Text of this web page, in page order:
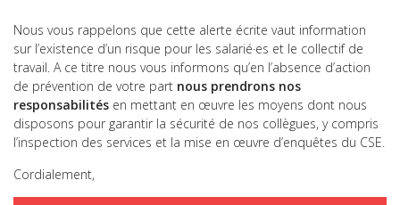
Nous vous rappelons que cette alerte écrite vaut information
sur l’existence d’un risque pour les salarié·es et le collectif de
travail. A ce titre nous vous informons qu’en l’absence d’action
de prévention de votre part nous prendrons nos
responsabilités en mettant en œuvre les moyens dont nous
disposons pour garantir la sécurité de nos collègues, y compris
l’inspection des services et la mise en œuvre d’enquêtes du CSE.
Cordialement,